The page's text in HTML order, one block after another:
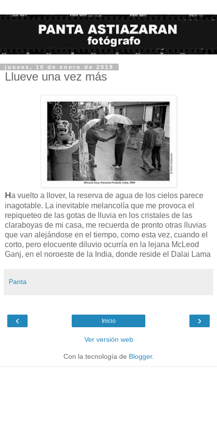
jueves, 10 de enero de 2019
Llueve una vez más
Ha vuelto a llover, la reserva de agua de los cielos parece
inagotable. La inevitable melancolía que me provoca el
repiqueteo de las gotas de lluvia en los cristales de las
claraboyas de mi casa, me recuerda de pronto otras lluvias
que van alejándose en el tiempo, como esta vez, cuando el
corto, pero elocuente diluvio ocurría en la lejana McLeod
Ganj, en el noroeste de la India, donde reside el Dalai Lama
Panta
‹ ›
Inicio
Ver versión web
Con la tecnología de Blogger.